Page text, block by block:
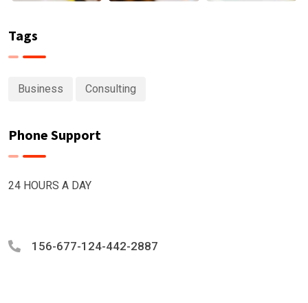
Tags
Business Consulting
Phone Support
24 HOURS A DAY
156-677-124-442-2887